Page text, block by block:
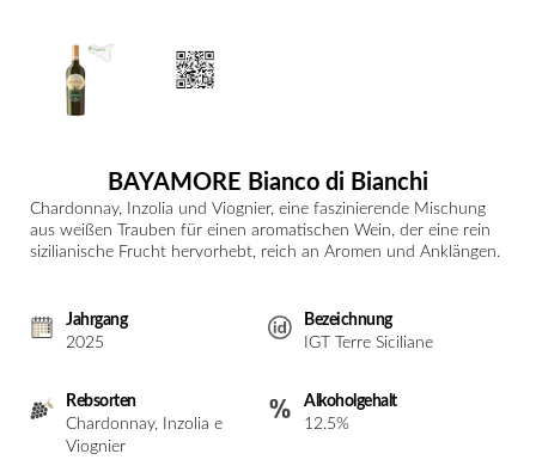
BAYAMORE Bianco di Bianchi
Chardonnay, Inzolia und Viognier, eine faszinierende Mischung
aus weißen Trauben für einen aromatischen Wein, der eine rein
sizilianische Frucht hervorhebt, reich an Aromen und Anklängen.
Jahrgang
2025
Bezeichnung
IGT Terre Siciliane
Rebsorten
Chardonnay, Inzolia e
Viognier
Alkoholgehalt
12.5%